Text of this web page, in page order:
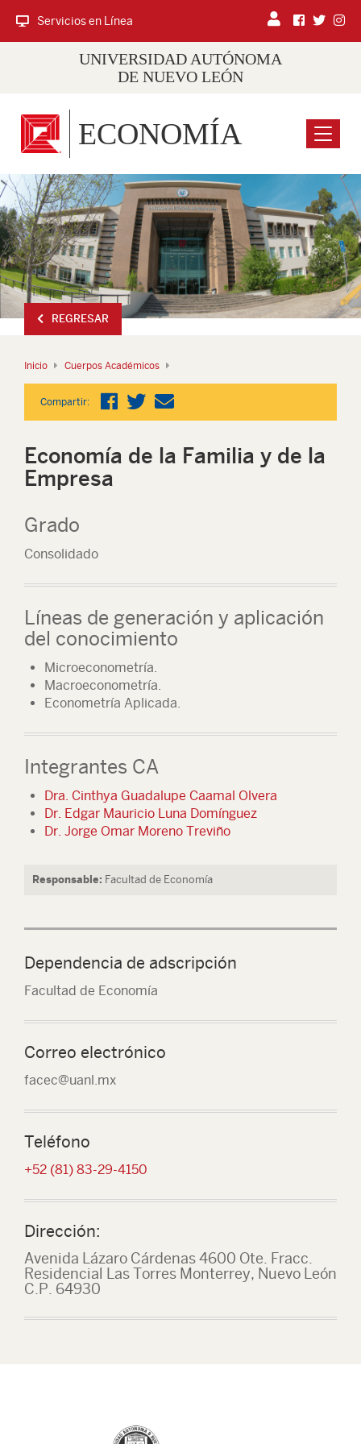
Servicios en Línea
UNIVERSIDAD AUTÓNOMA
DE NUEVO LEÓN
Menu
ECONOMÍA
REGRESAR
Inicio Cuerpos Académicos
Compartir:
Economía de la Familia y de la
Empresa
Grado
Consolidado
Líneas de generación y aplicación
del conocimiento
Microeconometría.
Macroeconometría.
Econometría Aplicada.
Integrantes CA
Dra. Cinthya Guadalupe Caamal Olvera
Dr. Edgar Mauricio Luna Domínguez
Dr. Jorge Omar Moreno Treviño
Responsable: Facultad de Economía
Dependencia de adscripción
Facultad de Economía
Correo electrónico
facec@uanl.mx
Teléfono
+52 (81) 83-29-4150
Dirección:
Avenida Lázaro Cárdenas 4600 Ote. Fracc.
Residencial Las Torres Monterrey, Nuevo León
C.P. 64930